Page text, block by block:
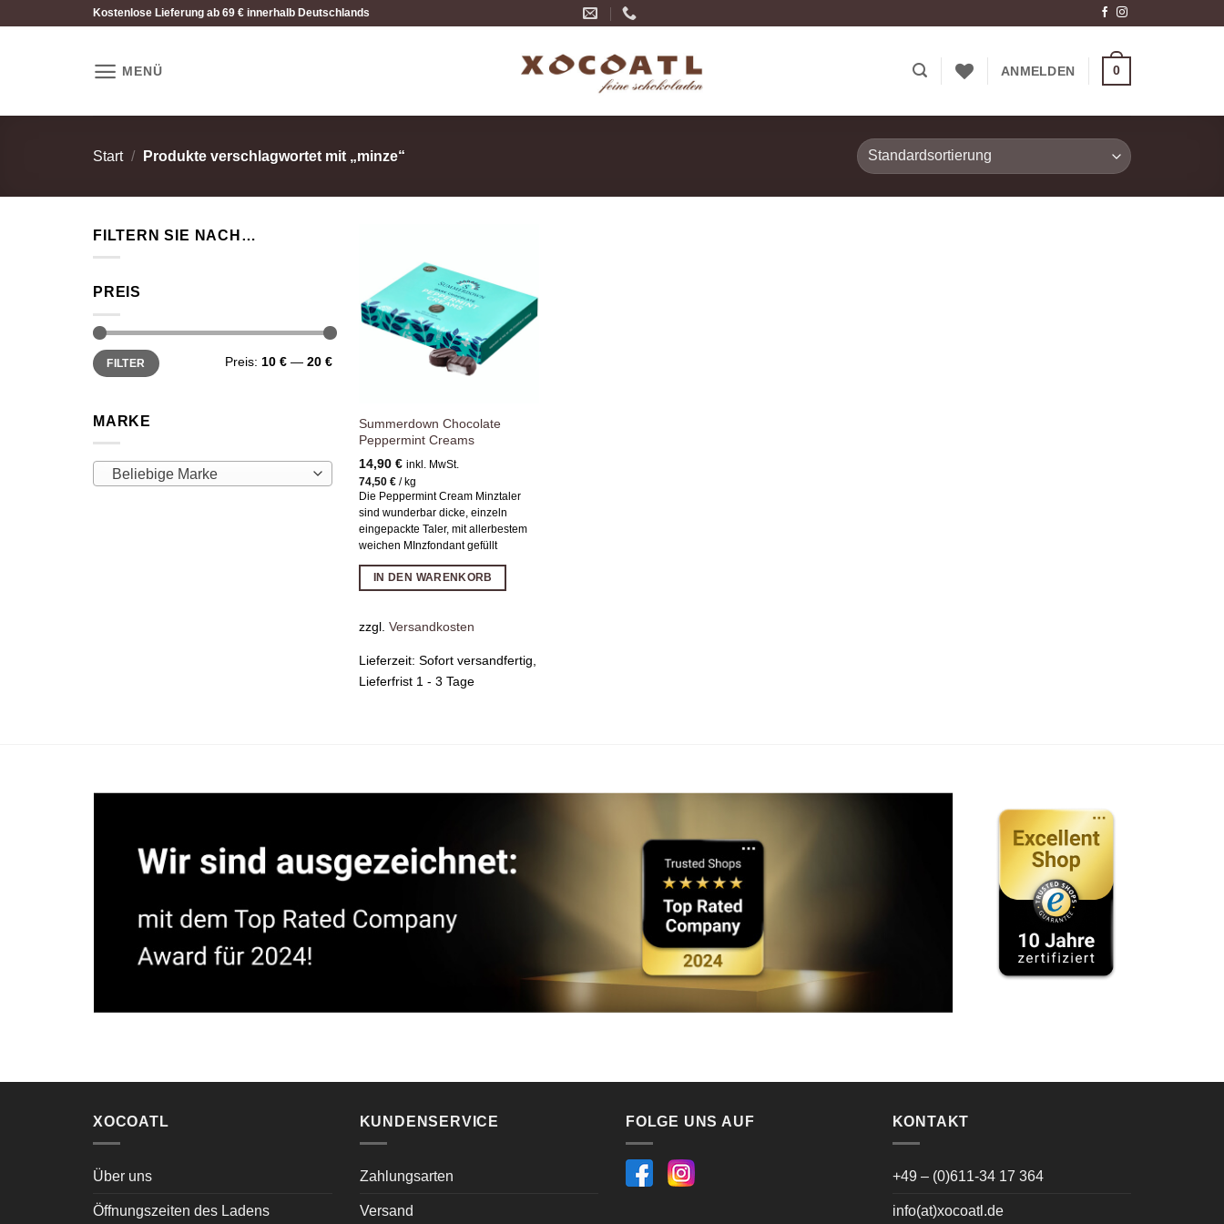
Kostenlose Lieferung ab 69 € innerhalb Deutschlands
MENÜ ANMELDEN 0
Start / Produkte verschlagwortet mit „minze“
FILTERN SIE NACH…
PREIS
Min.
Preis
Max.
PreisFILTER Preis: 10 €— 20 €
MARKE
Beliebige Marke
Wunschliste
hinzufügen
Summerdown Chocolate
Peppermint Creams
14,90€ inkl. MwSt.
74,50€ / kg
Die Peppermint Cream Minztaler
sind wunderbar dicke, einzeln
eingepackte Taler, mit allerbestem
weichen MInzfondant gefüllt
IN DEN WARENKORB
zzgl.Versandkosten
Lieferzeit:Sofort versandfertig,
Lieferfrist 1 - 3 Tage
XOCOATL
Über uns
Öffnungszeiten des Ladens
KUNDENSERVICE
Zahlungsarten
Versand
FOLGE UNS AUF KONTAKT
+49 – (0)611-34 17 364
info(at)xocoatl.de